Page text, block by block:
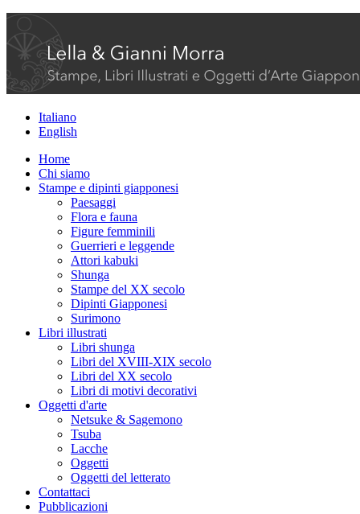
Italiano
English
Home
Chi siamo
Stampe e dipinti giapponesi
Paesaggi
Flora e fauna
Figure femminili
Guerrieri e leggende
Attori kabuki
Shunga
Stampe del XX secolo
Dipinti Giapponesi
Surimono
Libri illustrati
Libri shunga
Libri del XVIII-XIX secolo
Libri del XX secolo
Libri di motivi decorativi
Oggetti d'arte
Netsuke & Sagemono
Tsuba
Lacche
Oggetti
Oggetti del letterato
Contattaci
Pubblicazioni